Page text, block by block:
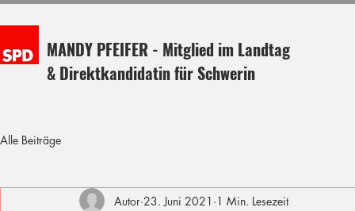
MANDY PFEIFER - Mitglied im Landtag
& Direktkandidatin für Schwerin
Alle Beiträge
Autor 23. Juni 2021 1 Min. Lesezeit